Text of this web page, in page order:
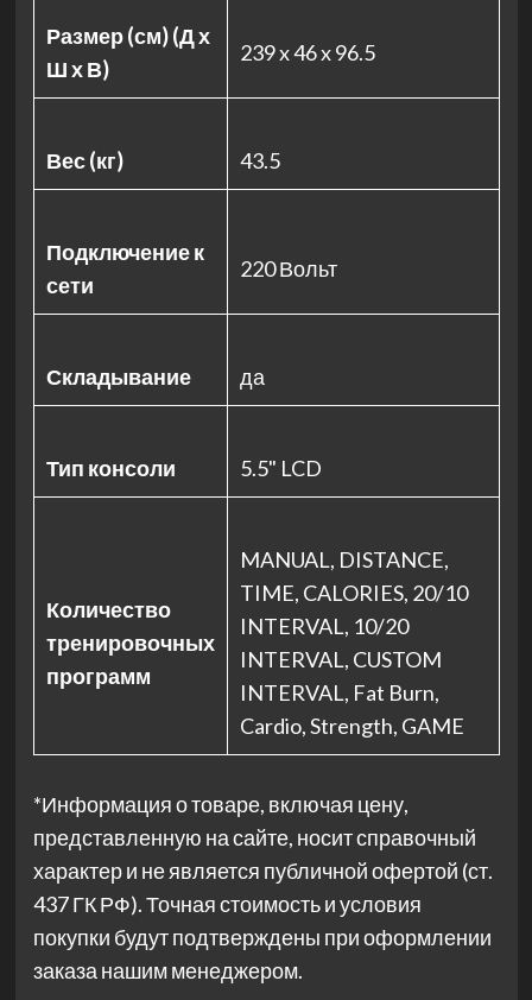
Размер (см) (Д х
Ш х В)
239 x 46 x 96.5
Вес (кг) 43.5
Подключение к
сети
220 Вольт
Складывание да
Тип консоли 5.5" LCD
Количество
тренировочных
программ
MANUAL, DISTANCE,
TIME, CALORIES, 20/10
INTERVAL, 10/20
INTERVAL, CUSTOM
INTERVAL, Fat Burn,
Cardio, Strength, GAME
*Информация о товаре, включая цену,
представленную на сайте, носит справочный
характер и не является публичной офертой (ст.
437 ГК РФ). Точная стоимость и условия
покупки будут подтверждены при оформлении
заказа нашим менеджером.